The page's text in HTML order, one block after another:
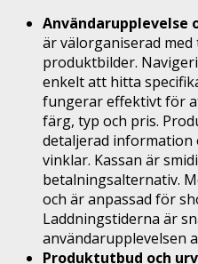
Användarupplevelse
är välorganiserad
produktbilder.
enkelt att hitta
fungerar effektivt för
färg, typ och pris.
detaljerad information
vinklar. Kassan är
betalningsalternativ.
och är anpassad för
Laddningstiderna är
användarupplevelsen
Produktutbud och